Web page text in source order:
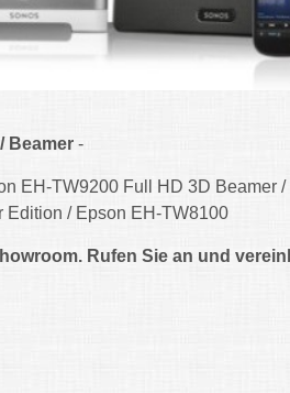
Beamer -
EH-TW9200 Full HD 3D Beamer
Edition / Epson EH-TW8100
Rufen Sie an und